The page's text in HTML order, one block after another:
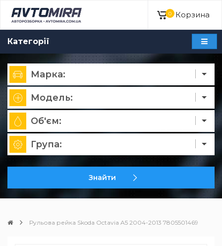
0 Корзина
Категорії
Марка:
Модель:
Об'єм:
Група:
Знайти
Рульова рейка Skoda Octavia A5 2004-2013 7805501469